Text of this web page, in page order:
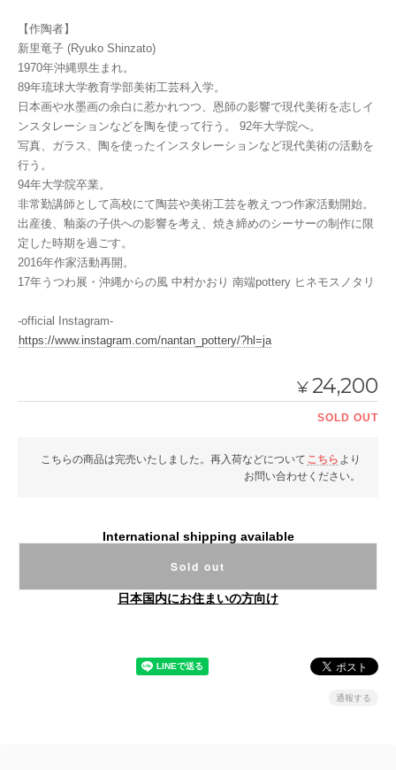
【作陶者】
新里竜子 (Ryuko Shinzato)
1970年沖縄県生まれ。
89年琉球大学教育学部美術工芸科入学。
日本画や水墨画の余白に惹かれつつ、恩師の影響で現代美術を志しイ
ンスタレーションなどを陶を使って行う。 92年大学院へ。
写真、ガラス、陶を使ったインスタレーションなど現代美術の活動を
行う。
94年大学院卒業。
非常勤講師として高校にて陶芸や美術工芸を教えつつ作家活動開始。
出産後、釉薬の子供への影響を考え、焼き締めのシーサーの制作に限
定した時期を過ごす。
2016年作家活動再開。
17年うつわ展・沖縄からの風 中村かおり 南端pottery ヒネモスノタリ
-official Instagram-
https://www.instagram.com/nantan_pottery/?hl=ja
¥24,200
SOLD OUT
こちらの商品は完売いたしました。再入荷などについて こちら より
お問い合わせください。
International shipping available
Sold out
日本国内にお住まいの方向け
通報する